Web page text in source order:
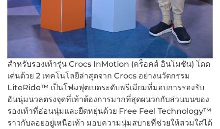
สำหรับรองเท้ารุ่น Crocs InMotion (คร็อคส์ อินโมชัน) โดด
เด่นด้วย 2 เทคโนโลยีล่าสุดจาก Crocs อย่างนวัตกรรม
LiteRide™ เป็นโฟมฟุตเบดระดับพรีเมียมที่มอบการรองรับ
อันนุ่มนวลตรงจุดที่เท้าต้องการมากที่สุดผนวกกับส่วนบนของ
รองเท้าที่อ่อนนุ่มและยืดหยุ่นด้วย Free Feel Technology™
ราวกับลอยอยู่เหนือเท้า มอบความนุ่มสบายที่ช่วยให้สวมใส่ได้